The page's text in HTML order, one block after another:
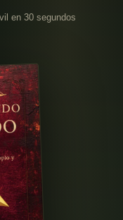
en 30 segundos